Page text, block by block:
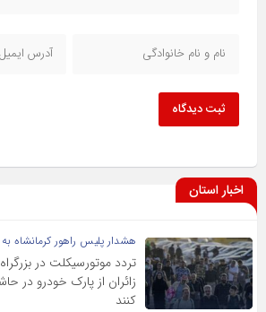
ثبت دیدگاه
اخبار استان
هشدار پلیس راهور کرمانشاه به
تردد موتورسیکلت در
زائران از پارک خودرو در
کنند